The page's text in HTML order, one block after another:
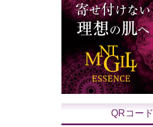
QRコード